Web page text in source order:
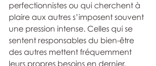
perfectionnistes ou qui cherchent à
plaire aux autres s’imposent souvent
une pression intense. Celles qui se
sentent responsables du bien-être
des autres mettent fréquemment
leurs propres besoins en dernier.